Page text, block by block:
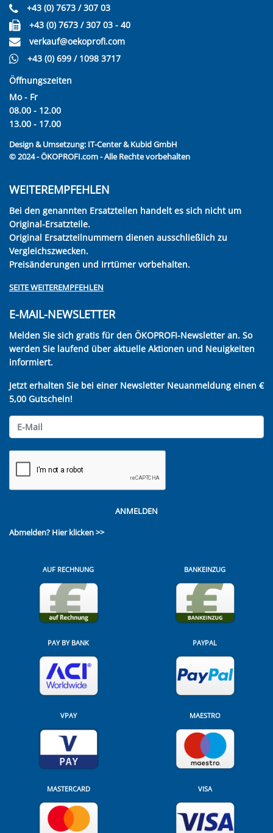
+43 (0) 7673 / 307 03
+43 (0) 7673 / 307 03 - 40
verkauf@oekoprofi.com
+43 (0) 699 / 1098 3717
Öffnungszeiten
Mo - Fr
08.00 - 12.00
13.00 - 17.00
Design & Umsetzung: IT-Center & Kubid GmbH
© 2024 - ÖKOPROFI.com - Alle Rechte vorbehalten
WEITEREMPFEHLEN
Bei den genannten Ersatzteilen handelt es sich nicht um
Original-Ersatzteile.
Original Ersatzteilnummern dienen ausschließlich zu
Vergleichszwecken.
Preisänderungen und Irrtümer vorbehalten.
SEITE WEITEREMPFEHLEN
E-MAIL-NEWSLETTER
Melden Sie sich gratis für den ÖKOPROFI-Newsletter an. So
werden Sie laufend über aktuelle Aktionen und Neuigkeiten
informiert.
Jetzt erhalten Sie bei einer Newsletter Neuanmeldung einen €
5,00 Gutschein!
ANMELDEN
Abmelden? Hier klicken >>
AUF RECHNUNG BANKEINZUG
PAY BY BANK PAYPAL
VPAY MAESTRO
MASTERCARD VISA